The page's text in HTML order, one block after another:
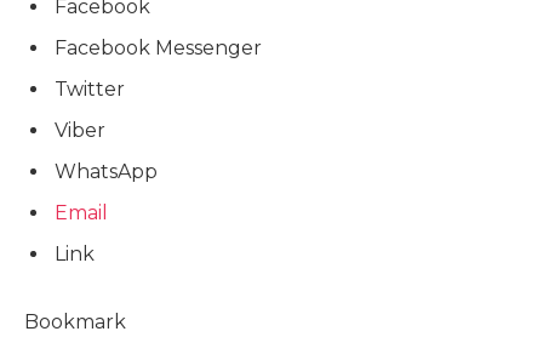
Facebook
Facebook Messenger
Twitter
Viber
WhatsApp
Email
Link
Bookmark